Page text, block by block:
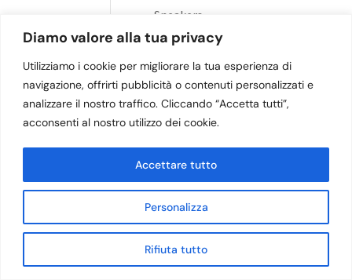
Diamo valore alla tua privacy
Utilizziamo i cookie per migliorare la tua esperienza di
navigazione, offrirti pubblicità o contenuti personalizzati e
analizzare il nostro traffico. Cliccando “Accetta tutti”,
acconsenti al nostro utilizzo dei cookie.
Personalizza
Rifiuta tutto
Accettare tutto
Sneakers
Polacchi
BABY M.
Primi Passi
Sneakers
Polacchi